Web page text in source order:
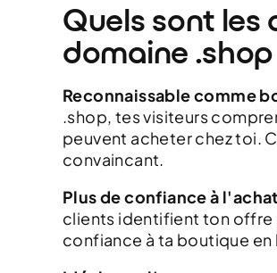
Quels sont les
domaine
Reconnaissable comme
.shop, tes visiteurs
peuvent acheter chez toi.
convaincant.
Plus de confiance à
clients identifient ton offre
confiance à ta boutique en